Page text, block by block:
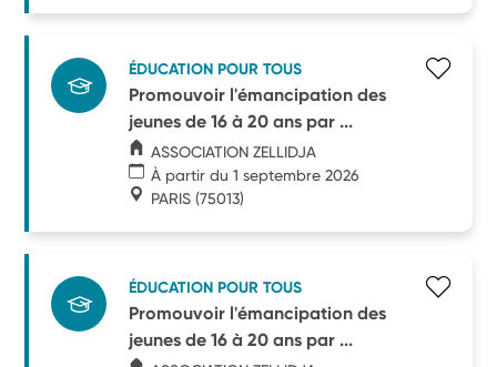
ÉDUCATION POUR TOUS
Promouvoir l'émancipation des
jeunes de 16 à 20 ans par ...
ASSOCIATION ZELLIDJA
À partir du 1 septembre 2026
PARIS (75013)
ÉDUCATION POUR TOUS
Promouvoir l'émancipation des
jeunes de 16 à 20 ans par ...